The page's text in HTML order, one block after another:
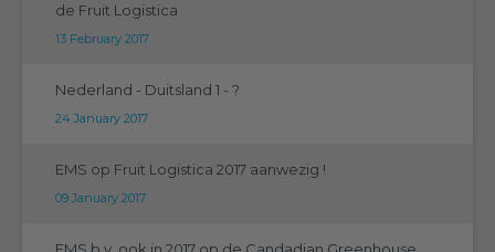
de Fruit Logistica
13 February 2017
Nederland - Duitsland 1 - ?
24 January 2017
EMS op Fruit Logistica 2017 aanwezig !
09 January 2017